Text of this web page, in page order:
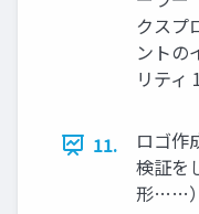
クスプ
ントの
リティ
11.
ロゴ作
検証を
形……